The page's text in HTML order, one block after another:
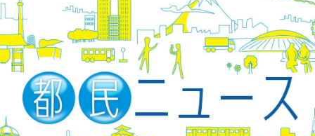
イベント・グッズ
YouTube
会社情報